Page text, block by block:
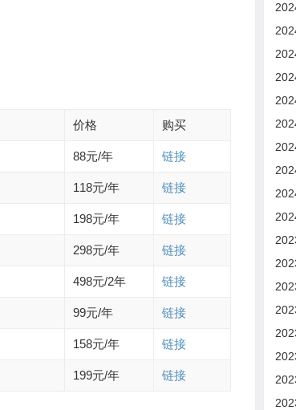
价格 购买
88元/年 链接
118元/年 链接
198元/年 链接
298元/年 链接
498元/2年 链接
99元/年 链接
158元/年 链接
199元/年 链接